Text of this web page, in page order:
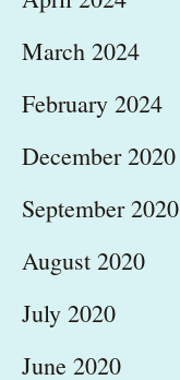
March 2024
February 2024
December 2020
September 2020
August 2020
July 2020
June 2020